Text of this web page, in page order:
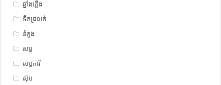
ឆ្នាំងភ្លើង
ទឹកជ្រលក់
នំគួង
សម្ល
សម្លការី
ស៊ុប